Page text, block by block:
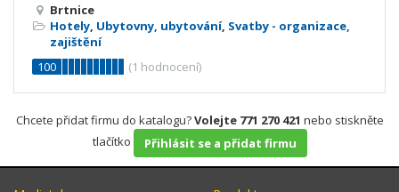
Brtnice
Hotely, Ubytovny, ubytování, Svatby - organizace,
zajištění
100
(1 hodnocení)
Chcete přidat firmu do katalogu?Volejte 771 270 421 nebo stiskněte
tlačítko
Přihlásit se a přidat firmu